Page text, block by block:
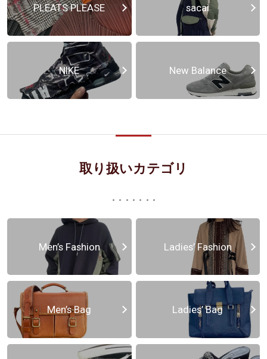
PLEATS PLEASE sacai
NIKE New Balance
取り扱いカテゴリ
Men’s Fashion Ladies’ Fashion
Men’s Bag Ladies’ Bag